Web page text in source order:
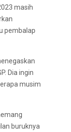
masih
pembalap
Dia ingin
musim
buruknya